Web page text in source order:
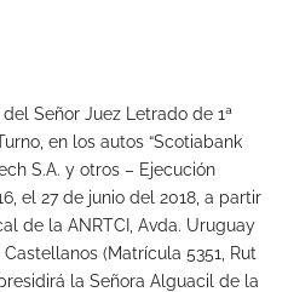
Señor Juez Letrado de 1ª
en los autos “Scotiabank
S.A. y otros – Ejecución
el 27 de junio del 2018, a partir
de la ANRTCI, Avda. Uruguay
(Matrícula 5351, Rut
la Señora Alguacil de la